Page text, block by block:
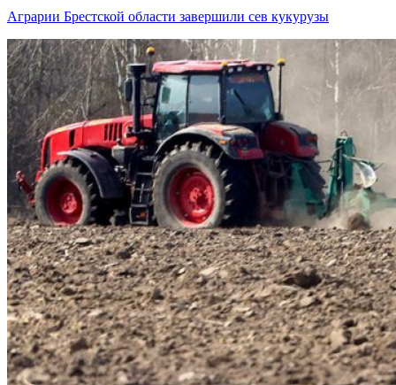
Аграрии Брестской области завершили сев кукурузы